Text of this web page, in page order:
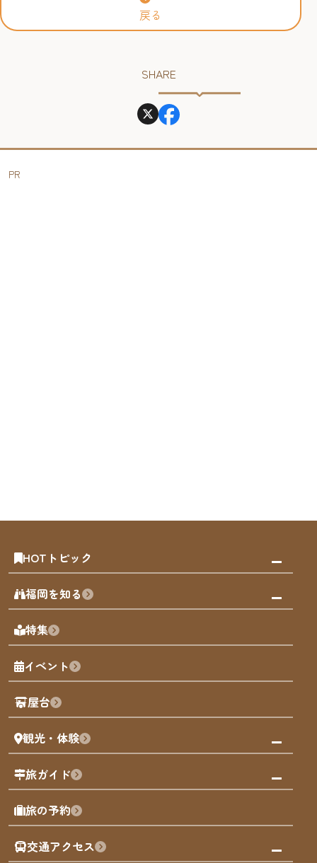
戻る
SHARE
PR
HOTトピック
みんなの旅行記
天神エリア
博多旧市街
福岡城
歴史・文化
福岡を知る
福岡の見どころ
福岡の魅力
観光カレンダー
観光PR動画
まち歩き
福岡グルメ
福岡を楽しむ
福岡のアート
福岡のナイトタイム
特集
イベント
屋台
観光・体験
観る・遊ぶ
屋台
買う
体験
旅ガイド
モデルコース
AIおまかせコース
オリジナルプラン
旅の予約
交通アクセス